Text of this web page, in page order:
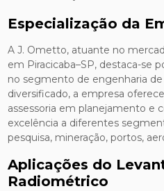
Especialização da
A J. Ometto, atuante no
em Piracicaba–SP, destaca-se
no segmento de engenharia
diversificado, a empresa
assessoria em planejamento e
excelência a diferentes
pesquisa, mineração, portos,
Aplicações do
Radiométrico